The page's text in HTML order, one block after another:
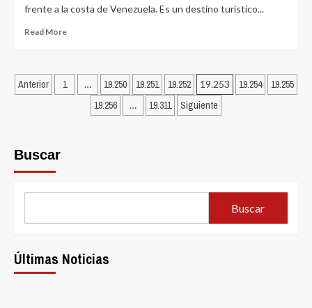
seguro
dateando.com
frente a la costa de Venezuela. Es un destino turístico...
Read MoreRead
Turismo
Posts
pagination
Anterior 1 … 19.250 19.251 19.252 19.253 19.254
19.255
19.256
… 19.311 Siguiente
Buscar
Buscar
Últimas Noticias